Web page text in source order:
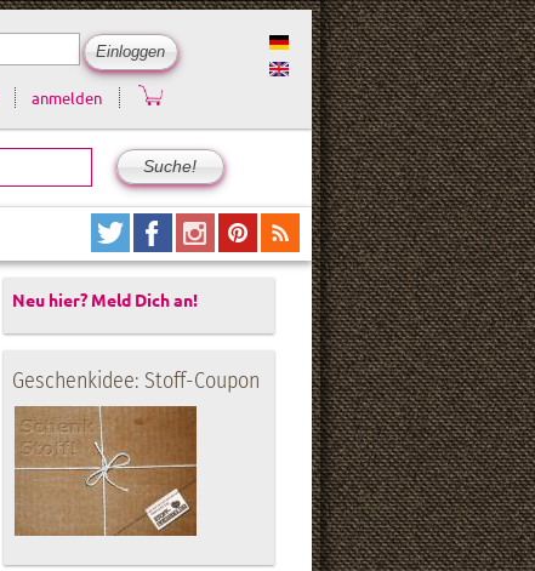
anmelden
Neu hier? Meld Dich an!
Geschenkidee: Stoff-Coupon